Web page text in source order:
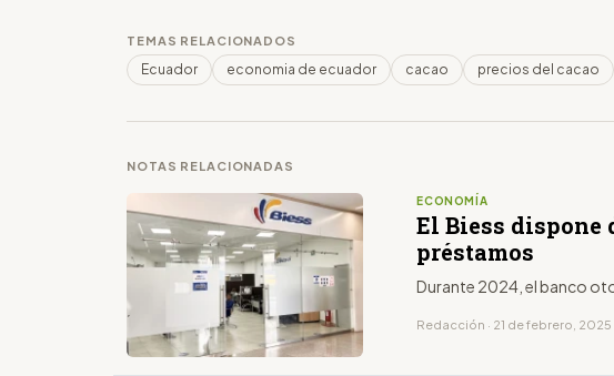
TEMAS RELACIONADOS
Ecuador economia de ecuador cacao precios del cacao
NOTAS RELACIONADAS
ECONOMÍA
El Biess dispone
préstamos
Durante 2024, el banco
Redacción · 21 de febrero, 2025